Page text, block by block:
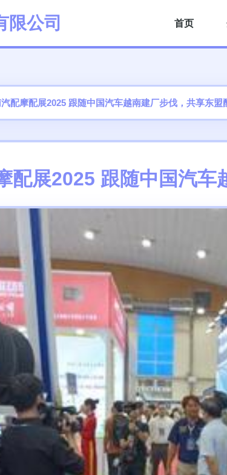
限公司 首页
配摩配展2025 跟随中国汽车越南建厂步伐，共享东盟
配展2025 跟随中国汽